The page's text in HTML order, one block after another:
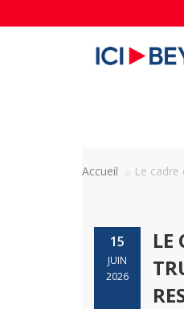
Accueil Le cadre
15
JUIN
2026
LE